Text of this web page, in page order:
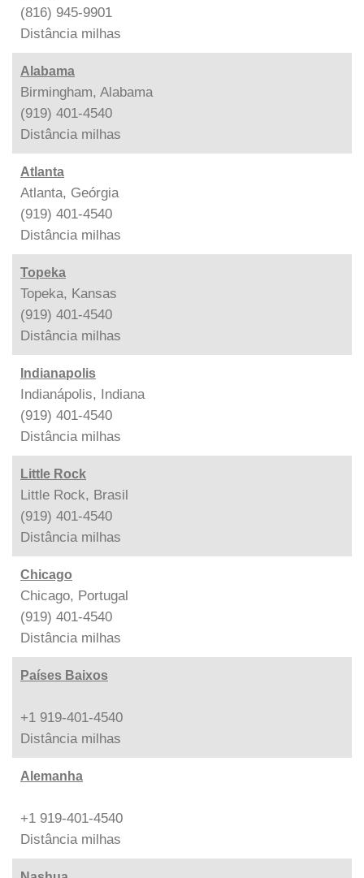
(816) 945-9901
Distância milhas
Alabama
Birmingham, Alabama
(919) 401-4540
Distância milhas
Atlanta
Atlanta, Geórgia
(919) 401-4540
Distância milhas
Topeka
Topeka, Kansas
(919) 401-4540
Distância milhas
Indianapolis
Indianápolis, Indiana
(919) 401-4540
Distância milhas
Little Rock
Little Rock, Brasil
(919) 401-4540
Distância milhas
Chicago
Chicago, Portugal
(919) 401-4540
Distância milhas
Países Baixos
+1 919-401-4540
Distância milhas
Alemanha
+1 919-401-4540
Distância milhas